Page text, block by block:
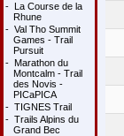
- La Course de la
Rhune
- Val Tho Summit
Games - Trail
Pursuit
- Marathon du
Montcalm - Trail
des Novis -
PICaPICA
- TIGNES Trail
- Trails Alpins du
Grand Bec